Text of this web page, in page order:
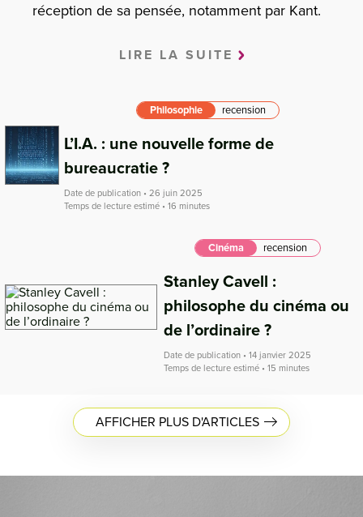
réception de sa pensée, notamment par Kant.
LIRE LA SUITE
Philosophie recension
L’I.A. : une nouvelle forme de
bureaucratie ?
Date de publication • 26 juin 2025
Temps de lecture estimé • 16 minutes
Cinéma recension
Stanley Cavell :
philosophe du cinéma ou
de l’ordinaire ?
Date de publication • 14 janvier 2025
Temps de lecture estimé • 15 minutes
AFFICHER PLUS D'ARTICLES